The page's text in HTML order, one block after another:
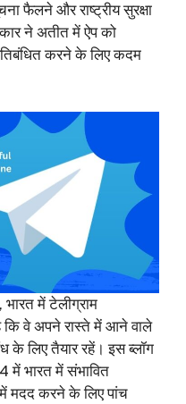
फैलने और राष्ट्रीय सुरक्षा
ने अतीत में ऐप को
करने के लिए कदम
में टेलीग्राम
कि वे अपने रास्ते में आने वाले
के लिए तैयार रहें। इस ब्लॉग
में भारत में संभावित
मदद करने के लिए पांच